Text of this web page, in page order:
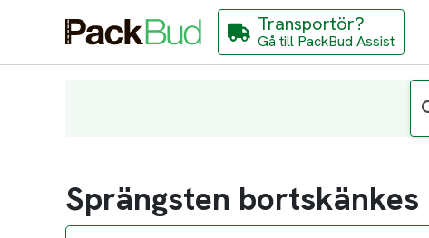
Transportör?
Gå till PackBud Assist
Sprängsten bortskänkes